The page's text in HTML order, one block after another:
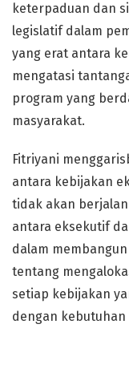
keterpaduan dan
legislatif dalam
yang erat antara
mengatasi
program yang
masyarakat.
Fitriyani
antara kebijakan
tidak akan
antara eksekutif
dalam
tentang
setiap kebijakan
dengan kebutuhan